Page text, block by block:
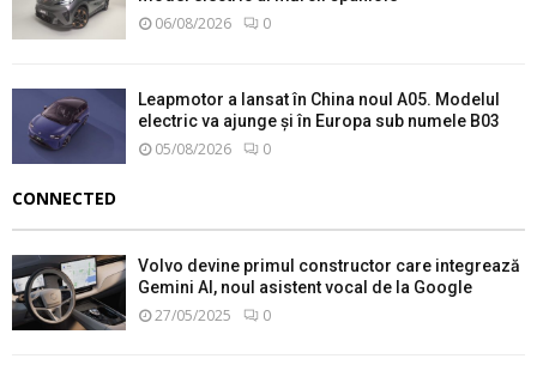
06/08/2026 0
Leapmotor a lansat în China noul A05. Modelul
electric va ajunge și în Europa sub numele B03
05/08/2026 0
CONNECTED
Volvo devine primul constructor care integrează
Gemini AI, noul asistent vocal de la Google
27/05/2025 0